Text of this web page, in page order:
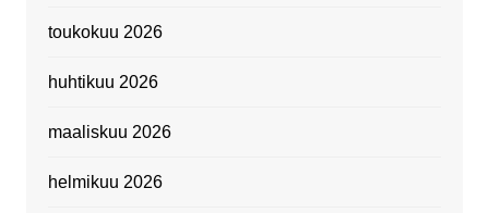
toukokuu 2026
huhtikuu 2026
maaliskuu 2026
helmikuu 2026